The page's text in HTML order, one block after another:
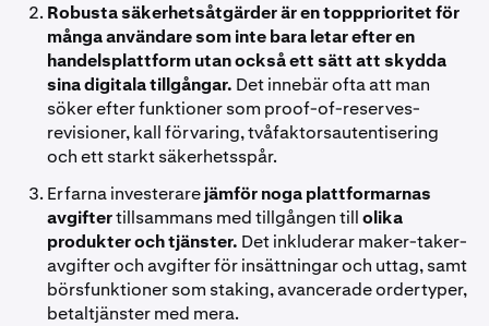
Robusta säkerhetsåtgärder är en toppprioritet för
många användare som inte bara letar efter en
handelsplattform utan också ett sätt att skydda
sina digitala tillgångar. Det innebär ofta att man
söker efter funktioner som proof-of-reserves-
revisioner, kall förvaring, tvåfaktorsautentisering
och ett starkt säkerhetsspår.
Erfarna investerarejämför noga plattformarnas
avgiftertillsammans med tillgången tillolika
produkter och tjänster. Det inkluderar maker-taker-
avgifter och avgifter för insättningar och uttag, samt
börsfunktioner som staking, avancerade ordertyper,
betaltjänster med mera.